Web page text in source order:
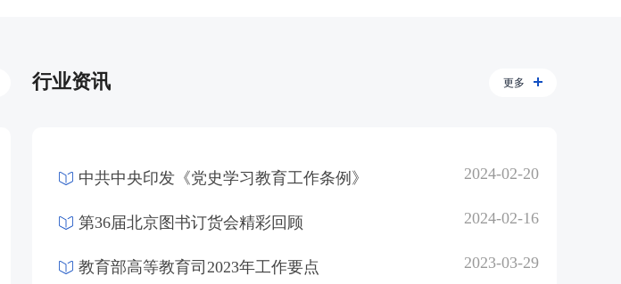
行业资讯 更多
中共中央印发《党史学习教育工作条例》 2024-02-20
第36届北京图书订货会精彩回顾 2024-02-16
教育部高等教育司2023年工作要点 2023-03-29